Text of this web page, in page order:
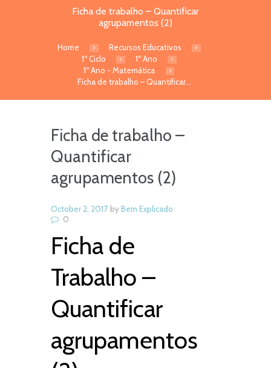
Ficha de trabalho – Quantificar
agrupamentos (2)
Home
Recursos Educativos
1º Ciclo
1º Ano
1º Ano - Matemática
Ficha de trabalho – Quantificar...
Ficha de trabalho –
Quantificar
agrupamentos (2)
October 2, 2017 byBem Explicado
0
Ficha de
Trabalho –
Quantificar
agrupamentos